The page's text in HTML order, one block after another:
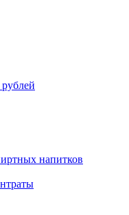
напитков